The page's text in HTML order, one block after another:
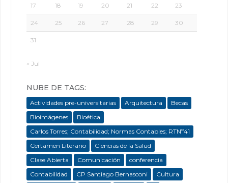
17 18 19 20 21 22 23
24 25 26 27 28 29 30
31
« Jul
NUBE DE TAGS:
Actividades pre-universitarias Arquitectura
Becas
Bioimágenes
Bioética
Carlos Torres; Contabilidad; Normas Contables; RTNº41
Certamen Literario
Ciencias de la Salud
Clase Abierta
Comunicación
conferencia
Contabilidad
CP Santiago Bernasconi
Cultura